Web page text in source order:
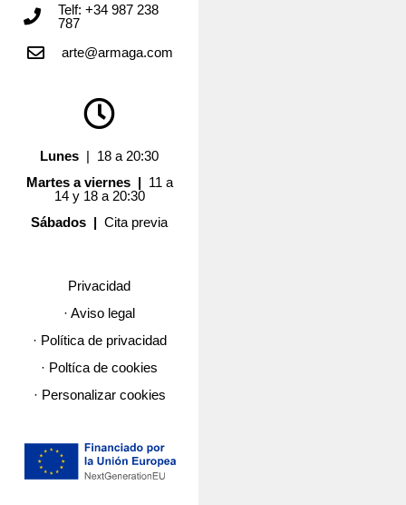
Telf: +34 987 238
787
arte@armaga.com
Lunes | 18 a 20:30
Martes a viernes | 11 a
14 y 18 a 20:30
Sábados |Cita previa
Privacidad
· Aviso legal
· Política de privacidad
· Poltíca de cookies
· Personalizar cookies